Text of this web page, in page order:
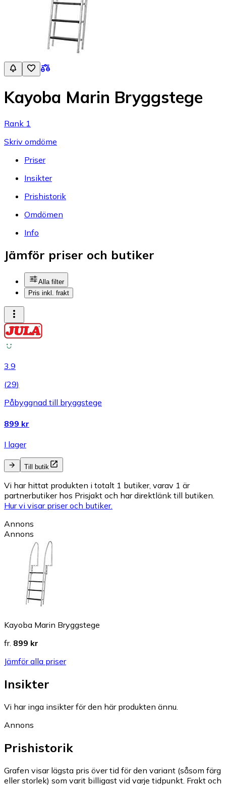
Kayoba Marin Bryggstege
Rank 1
Skriv omdöme
Priser
Insikter
Prishistorik
Omdömen
Info
Jämför priser och butiker
Alla filter
Pris inkl. frakt
3.9
(29)
Påbyggnad till bryggstege
899 kr
I lager
Till butik
Vi har hittat produkten i totalt 1 butiker, varav 1 är
partnerbutiker hos Prisjakt och har direktlänk till butiken.
Hur vi visar priser och butiker.
Annons
Annons
Kayoba Marin Bryggstege
fr. 899 kr
Jämför alla priser
Insikter
Vi har inga insikter för den här produkten ännu.
Annons
Prishistorik
Grafen visar lägsta pris över tid för den variant (såsom färg
eller storlek) som varit billigast vid varje tidpunkt. Frakt och